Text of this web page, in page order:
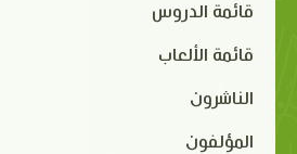
قائمة الدروس
قائمة الألعاب
الناشرون
المؤلفون